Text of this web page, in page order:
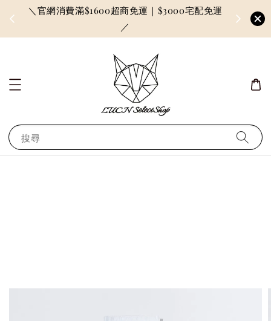
＼官網消費滿$1600超商免運｜$3000宅配免運
／
因訂單
搜尋